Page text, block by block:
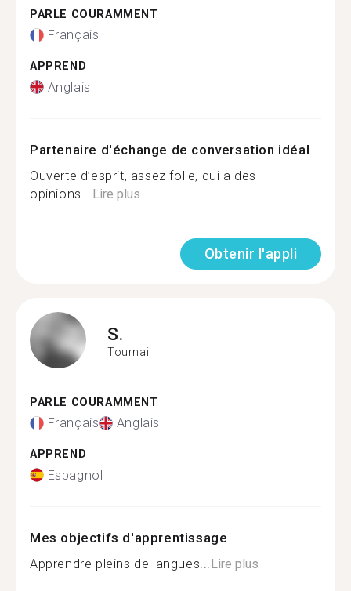
PARLE COURAMMENT
Français
APPREND
Anglais
Partenaire d'échange de conversation idéal
Ouverte d’esprit, assez folle, qui a des
opinions... Lire plus
Obtenir l'appli
S.
Tournai
PARLE COURAMMENT
Français Anglais
APPREND
Espagnol
Mes objectifs d'apprentissage
Apprendre pleins de langues... Lire plus